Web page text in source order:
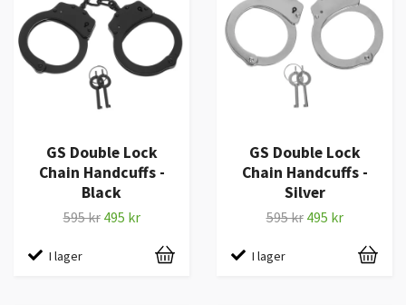
GS Double Lock
Chain Handcuffs -
Black
595 kr 495 kr
I lager
GS Double Lock
Chain Handcuffs -
Silver
595 kr 495 kr
I lager